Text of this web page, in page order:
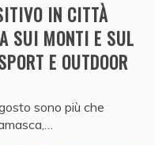
IN CITTÀ
SUI MONTI E SUL
E OUTDOOR
sono più che